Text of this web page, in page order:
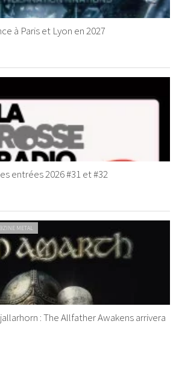
à Paris et Lyon en 2027
entrées 2026 #31 et #32
METAL
: The Allfather Awakens arrivera